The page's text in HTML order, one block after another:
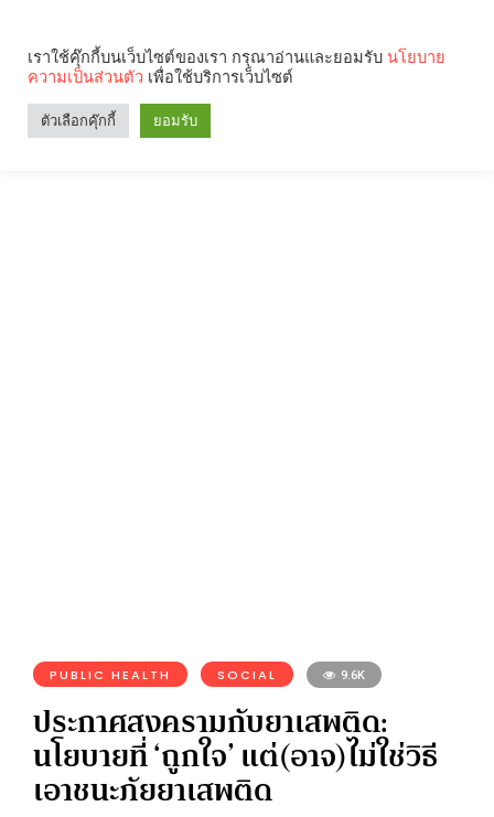
PUBLIC HEALTH SOCIAL 9.6K
ประกาศสงครามกับยาเสพติด:
นโยบายที่ ‘ถูกใจ’ แต่(อาจ)ไม่ใช่วิธี
เอาชนะภัยยาเสพติด
เราใช้คุ๊กกี้บนเว็บไซต์ของเรา กรุณาอ่านและยอมรับ นโยบาย
ความเป็นส่วนตัว เพื่อใช้บริการเว็บไซต์
ตัวเลือกคุ๊กกี้ ยอมรับ